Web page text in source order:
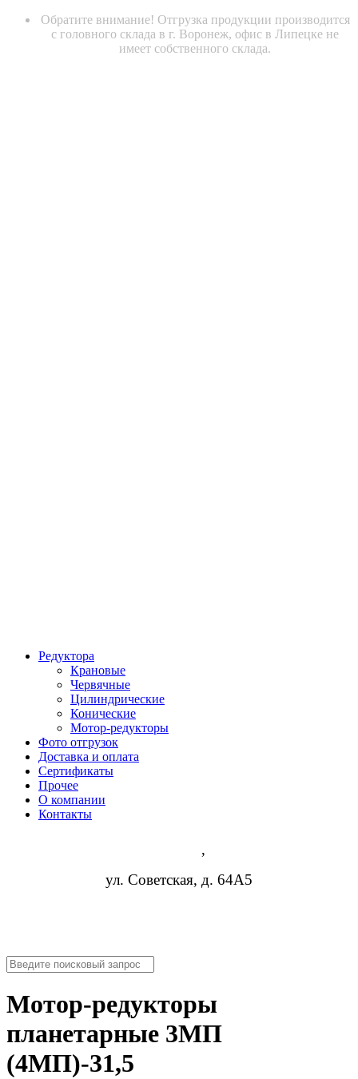
Обратите внимание! Отгрузка продукции производится
с головного склада в г. Воронеж, офис в Липецке не
имеет собственного склада.
Редуктора
Крановые
Червячные
Цилиндрические
Конические
Мотор-редукторы
Фото отгрузок
Доставка и оплата
Сертификаты
Прочее
О компании
Контакты
,
ул. Советская, д. 64А5
Мотор-редукторы
планетарные 3МП
(4МП)-31,5